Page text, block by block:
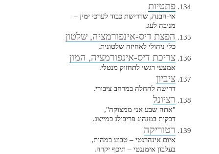
פתטיות
אי-הבנה, שדרישת כבוד לערכי ימין –
מניבה לעג.
הפצת דיס-אינפורמציה, שלטון
כלי ניהולי לאחיזה שלטונית.
צריכת דיס-אינפורמציה, המון
אמצעי רגשי לתחזוק מנטלי.
ציביון
דרישה להחלה במרחב ציבורי.
רציונל
"אתה שבע אני ממצוקה",
דבקות במנהיג פריבילג כמייצג.
רטוריקה
איום אינהרנטי – טבוע במהות,
בעלבון אימננטי – תיכף יקרה.